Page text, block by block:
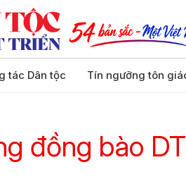
tác Dân tộc Tín ngưỡng tôn
đồng bào